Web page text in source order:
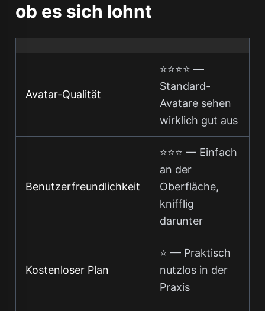
ob es sich lohnt
Avatar-Qualität
⭐⭐⭐⭐ —
Standard-
Avatare sehen
wirklich gut aus
Benutzerfreundlichkeit
⭐⭐⭐ — Einfach
an der
Oberfläche,
knifflig
darunter
Kostenloser Plan
⭐ — Praktisch
nutzlos in der
Praxis